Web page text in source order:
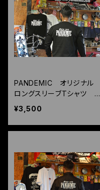
PANDEMIC オリジナル
ロングスリーブTシャツ ロ
ンT
¥3,500